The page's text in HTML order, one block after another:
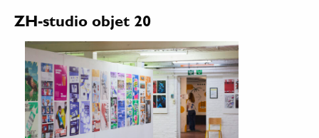
ZH-studio objet 20